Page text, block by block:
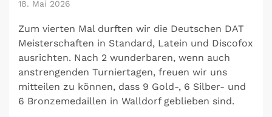
18. Mai 2026
Zum vierten Mal durften wir die Deutschen DAT
Meisterschaften in Standard, Latein und Discofox
ausrichten. Nach 2 wunderbaren, wenn auch
anstrengenden Turniertagen, freuen wir uns
mitteilen zu können, dass 9 Gold-, 6 Silber- und
6 Bronzemedaillen in Walldorf geblieben sind.